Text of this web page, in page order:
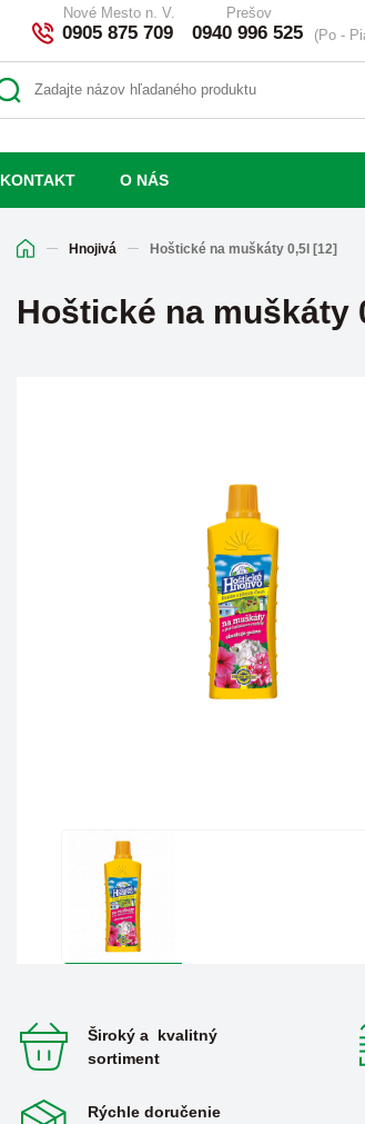
Nové Mesto n. V.
0905 875 709
Prešov
0940 996 525 (Po -
KONTAKT O NÁS
Hnojivá Hoštické na muškáty 0,5l [12]
Hoštické na muškáty
Široký a kvalitný
sortiment
Rýchle doručenie